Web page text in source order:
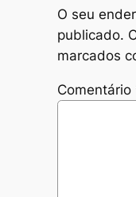
O seu
publicado.
marcados
Comentário